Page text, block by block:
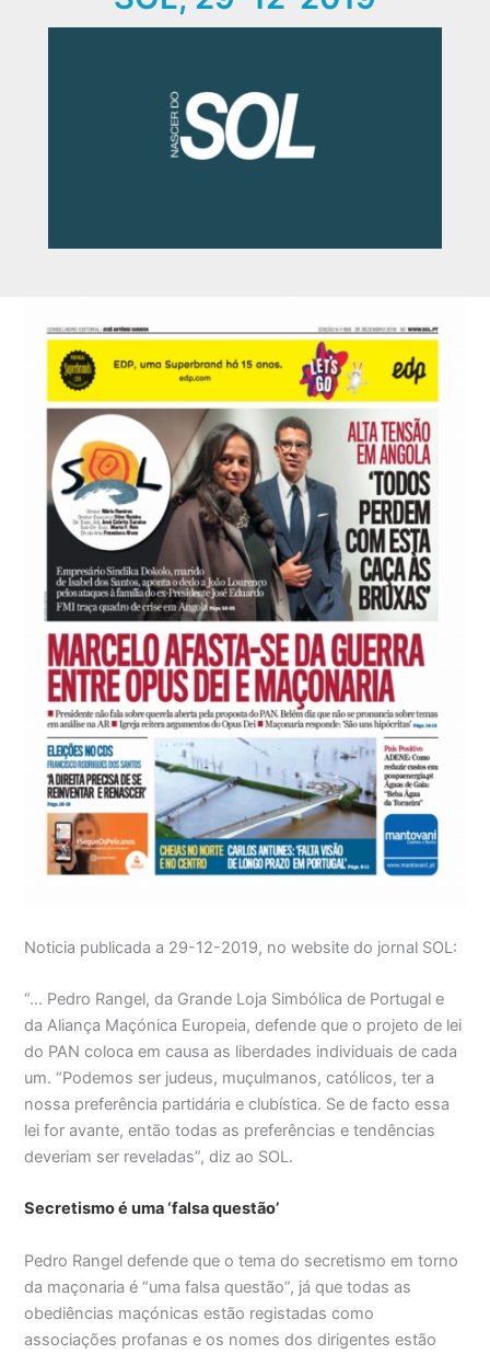
Noticia publicada a 29-12-2019, no website do jornal SOL:
“… Pedro Rangel, da Grande Loja Simbólica de Portugal e
da Aliança Maçónica Europeia, defende que o projeto de lei
do PAN coloca em causa as liberdades individuais de cada
um. “Podemos ser judeus, muçulmanos, católicos, ter a
nossa preferência partidária e clubística. Se de facto essa
lei for avante, então todas as preferências e tendências
deveriam ser reveladas”, diz ao SOL.
Secretismo é uma ‘falsa questão’
Pedro Rangel defende que o tema do secretismo em torno
da maçonaria é “uma falsa questão”, já que todas as
obediências maçónicas estão registadas como
associações profanas e os nomes dos dirigentes estão